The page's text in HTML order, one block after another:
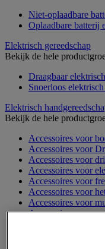
Niet-oplaadbare
Oplaadbare batterij
Elektrisch gereedschap
Bekijk de hele
Draagbaar
Snoerloos
Elektrisch
Bekijk de hele
Accessoires voor
Accessoires voor
Accessoires voor
Accessoires voor
Accessoires voor
Accessoires voor
Accessoires voor
Accessoires voor